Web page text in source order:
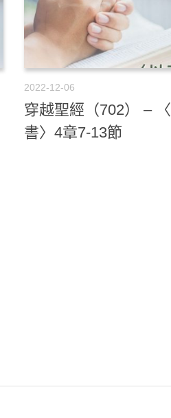
2022-12-06
穿越聖經（702） –
書〉4章7-13節